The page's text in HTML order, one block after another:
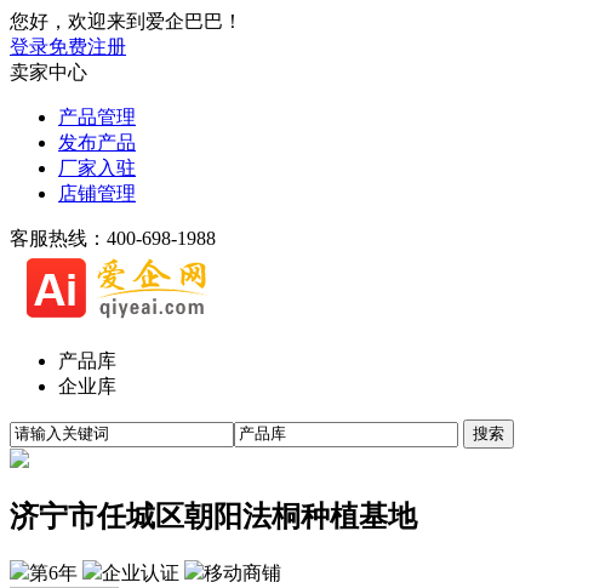
您好，欢迎来到爱企巴巴！
登录免费注册
卖家中心
产品管理
发布产品
厂家入驻
店铺管理
客服热线：400-698-1988
产品库
企业库
济宁市任城区朝阳法桐种植基地
第6年 企业认证 移动商铺